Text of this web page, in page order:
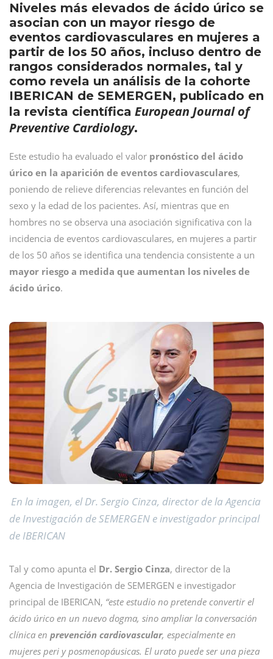
Niveles más elevados de ácido úrico se
asocian con un mayor riesgo de
eventos cardiovasculares en mujeres a
partir de los 50 años, incluso dentro de
rangos considerados normales, tal y
como revela un análisis de la cohorte
IBERICAN de SEMERGEN, publicado en
la revista científica European Journal of
Preventive Cardiology.
Este estudio ha evaluado el valor pronóstico del ácido
úrico en la aparición de eventos cardiovasculares,
poniendo de relieve diferencias relevantes en función del
sexo y la edad de los pacientes. Así, mientras que en
hombres no se observa una asociación significativa con la
incidencia de eventos cardiovasculares, en mujeres a partir
de los 50 años se identifica una tendencia consistente a un
mayor riesgo a medida que aumentan los niveles de
ácido úrico.
En la imagen, el Dr. Sergio Cinza, director de la Agencia
de Investigación de SEMERGEN e investigador principal
de IBERICAN
Tal y como apunta el Dr. Sergio Cinza, director de la
Agencia de Investigación de SEMERGEN e investigador
principal de IBERICAN, “este estudio no pretende convertir el
ácido úrico en un nuevo dogma, sino ampliar la conversación
clínica en prevención cardiovascular, especialmente en
mujeres peri y posmenopáusicas. El urato puede ser una pieza